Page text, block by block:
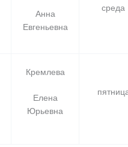
Анна
Евгеньевна
среда
Кремлева
Елена
Юрьевна